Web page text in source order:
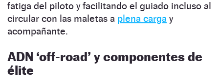
fatiga del piloto y facilitando el guiado incluso al
circular con las maletas a plena carga y
acompañante.
ADN ‘off-road’ y componentes de
élite